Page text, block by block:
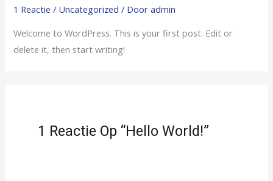
1 Reactie / Uncategorized / Dooradmin
Welcome to WordPress. This is your first post. Edit or
delete it, then start writing!
1 Reactie Op “Hello World!”